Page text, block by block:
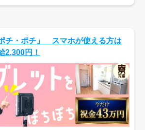
チ・ポチ」 スマホが使える方は
円！